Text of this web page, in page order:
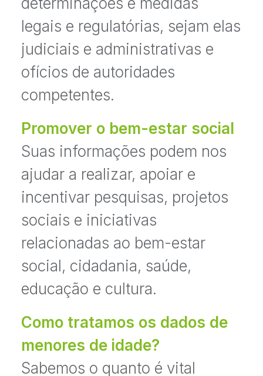
legais e regulatórias, sejam elas
judiciais e administrativas e
ofícios de autoridades
competentes.
Promover o bem-estar social
Suas informações podem nos
ajudar a realizar, apoiar e
incentivar pesquisas, projetos
sociais e iniciativas
relacionadas ao bem-estar
social, cidadania, saúde,
educação e cultura.
Como tratamos os dados de
menores de idade?
Sabemos o quanto é vital